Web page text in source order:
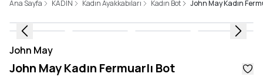
Ana Sayfa KADIN Kadın Ayakkabıları Kadın Bot John May Kadın
John May
John May Kadın Fermuarlı Bot